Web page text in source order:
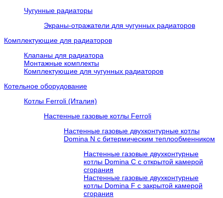
Чугунные радиаторы
Экраны-отражатели для чугунных радиаторов
Комплектующие для радиаторов
Клапаны для радиатора
Монтажные комплекты
Комплектующие для чугунных радиаторов
Котельное оборудование
Котлы Ferroli (Италия)
Настенные газовые котлы Ferroli
Настенные газовые двухконтурные котлы
Domina N с битермическим теплообменником
Настенные газовые двухконтурные
котлы Domina C с открытой камерой
сгорания
Настенные газовые двухконтурные
котлы Domina F с закрытой камерой
сгорания